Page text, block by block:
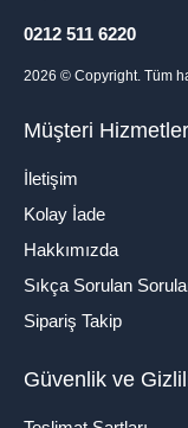
0212 511 6220
2026 © Copyright. Tüm
Müşteri
İletişim
Kolay İade
Hakkımızda
Sıkça Sorulan
Sipariş Takip
Güvenlik ve